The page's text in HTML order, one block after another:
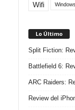
Wifi Windows
Lo Último
Split Fiction:
Battlefield 6:
ARC Raiders:
Review del